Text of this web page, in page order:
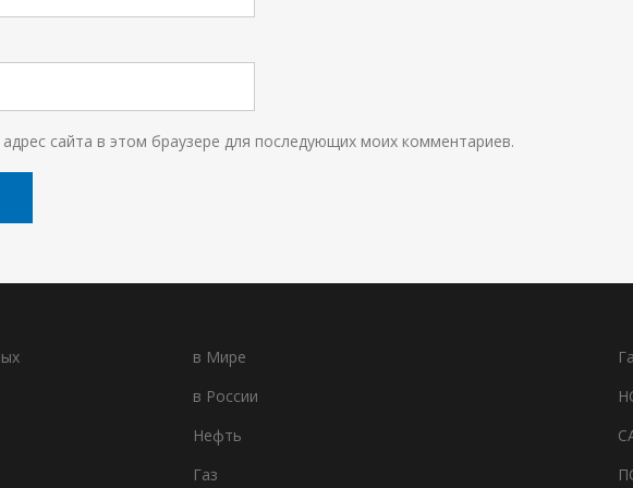
сайта в этом браузере для последующих моих комментариев.
в Мире
в России
Нефть
Газ